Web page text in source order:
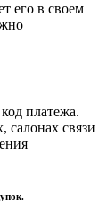
его в своем
платежа.
связи